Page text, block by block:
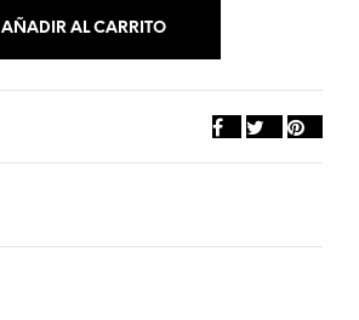
AÑADIR AL CARRITO